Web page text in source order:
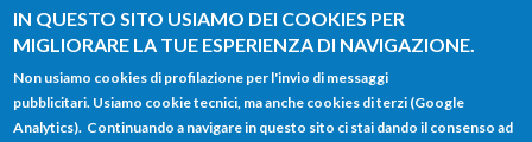
IN QUESTO SITO USIAMO DEI COOKIES PER
MIGLIORARE LA TUE ESPERIENZA DI NAVIGAZIONE.
Non usiamo cookies di profilazione per l'invio di messaggi
pubblicitari. Usiamo cookie tecnici, ma anche cookies di terzi (Google
Analytics). Continuando a navigare in questo sito ci stai dando il consenso ad
Salta al contenuto principale